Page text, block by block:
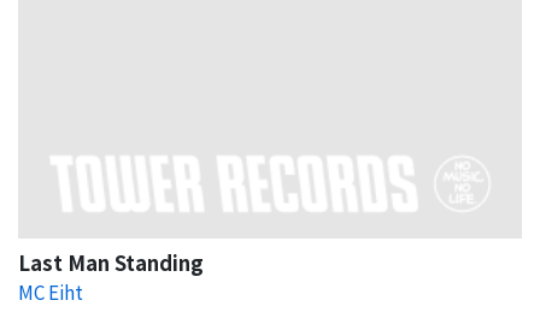
Last Man Standing
MC Eiht